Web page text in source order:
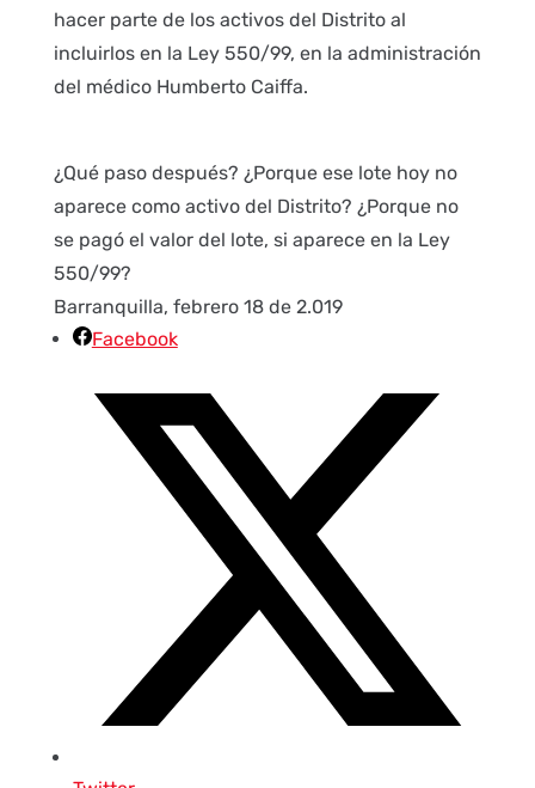
hacer parte de los activos del Distrito al
incluirlos en la Ley 550/99, en la administración
del médico Humberto Caiffa.
¿Qué paso después? ¿Porque ese lote hoy no
aparece como activo del Distrito? ¿Porque no
se pagó el valor del lote, si aparece en la Ley
550/99?
Barranquilla, febrero 18 de 2.019
Facebook